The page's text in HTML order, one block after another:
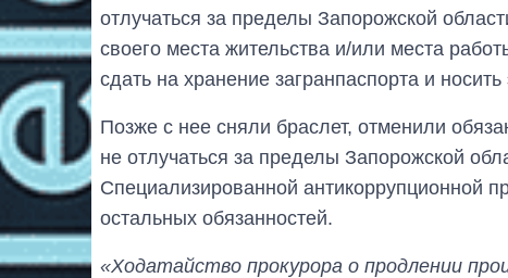
отлучаться за пределы Запорожской
своего места жительства и/или места
сдать на хранение загранпаспорта и
Позже с нее сняли браслет, отменили
не отлучаться за пределы Запорожской
Специализированной антикоррупционной
остальных обязанностей.
«Ходатайство прокурора о продлении